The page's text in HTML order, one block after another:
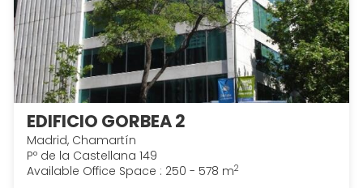
EDIFICIO GORBEA 2
Madrid, Chamartín
Pº de la Castellana 149
Available Office Space : 250 - 578 m2